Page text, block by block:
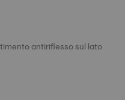
antiriflesso sul lato